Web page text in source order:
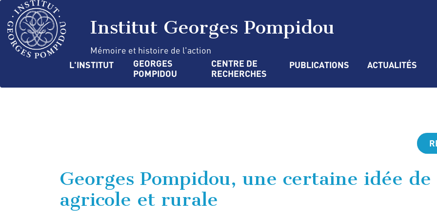
Aller
au
contenu
principal
Institut Georges Pompidou
Mémoire et histoire de l'action
Navigation
L'INSTITUT
GEORGES
POMPIDOU
CENTRE DE
RECHERCHES
PUBLICATIONS ACTUALITÉS
Georges Pompidou, une certaine idée
agricole et rurale
Panneau de gestion des cookies